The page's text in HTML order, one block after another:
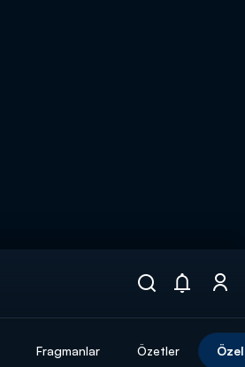
Fragmanlar Özetler